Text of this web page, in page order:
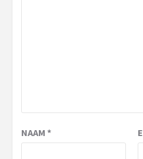
NAAM *